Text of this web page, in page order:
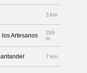
3 km
Artesanos
259
m
7 km